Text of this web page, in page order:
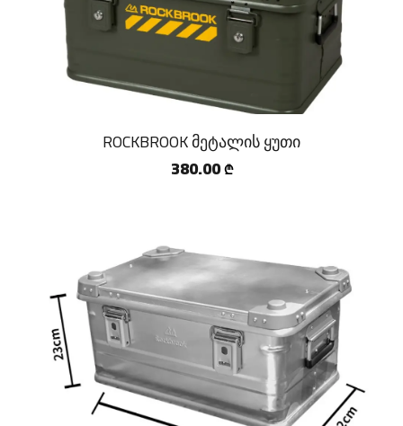
ROCKBROOK მეტალის ყუთი
380.00 ₾